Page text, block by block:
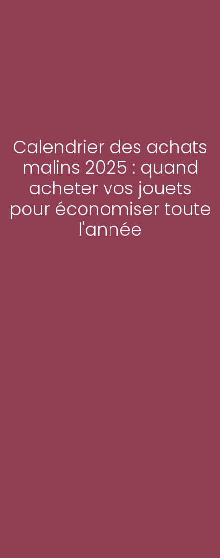
Calendrier des achats
malins 2025 : quand
acheter vos jouets
pour économiser toute
l'année